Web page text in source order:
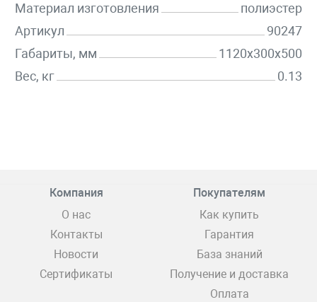
Материал изготовления
полиэстер
Артикул
90247
Габариты, мм
1120x300x500
Вес, кг
0.13
Компания
О нас
Контакты
Новости
Сертификаты
Покупателям
Как купить
Гарантия
База знаний
Получение и доставка
Оплата